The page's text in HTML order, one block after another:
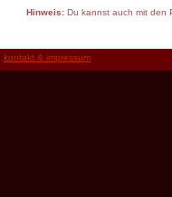
Hinweis:Du kannst auch mit den
kontakt & impressum